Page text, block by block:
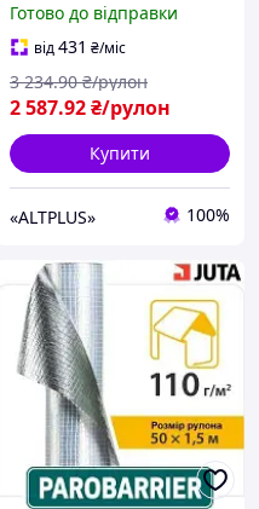
утеплювача
Готово до відправки
від431 ₴/міс
2 587.92₴/рулон
3 234.90 ₴/рулон
Купити
«ALTPLUS» 100%